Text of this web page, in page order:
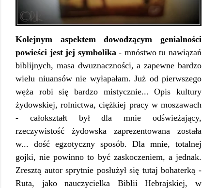
Kolejnym aspektem dowodzącym genialności
powieści jest jej symbolika- mnóstwo tu nawiązań
biblijnych, masa dwuznaczności, a zapewne bardzo
wielu niuansów nie wyłapałam. Już od pierwszego
węża robi się bardzo mistycznie... Opis kultury
żydowskiej, rolnictwa, ciężkiej pracy w moszawach
- całokształt był dla mnie odświeżający,
rzeczywistość żydowska zaprezentowana została
w... dość egzotyczny sposób. Dla mnie, totalnej
gojki, nie powinno to być zaskoczeniem, a jednak.
Zresztą autor sprytnie posłużył się tutaj bohaterką -
Ruta, jako nauczycielka Biblii Hebrajskiej, w